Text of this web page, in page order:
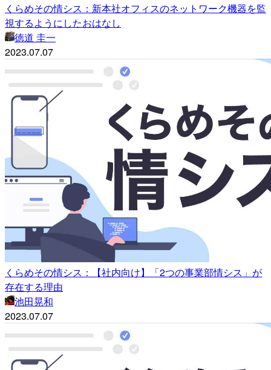
くらめその情シス：新本社オフィスのネットワーク機器を監
視するようにしたおはなし
徳道 圭一
2023.07.07
くらめその情シス：【社内向け】「2つの事業部情シス」が
存在する理由
池田晃和
2023.07.07